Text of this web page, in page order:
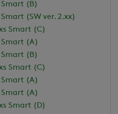
Smart (B)
(SW ver. 2.xx)
Smart (C)
Smart (A)
Smart (B)
Smart (C)
Smart (A)
Smart (A)
Smart (D)